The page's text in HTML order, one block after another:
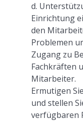
d.
Einrichtung
den
Problemen
Zugang zu
Fachkräften
Mitarbeiter.
Ermutigen
und stellen
verfügbaren